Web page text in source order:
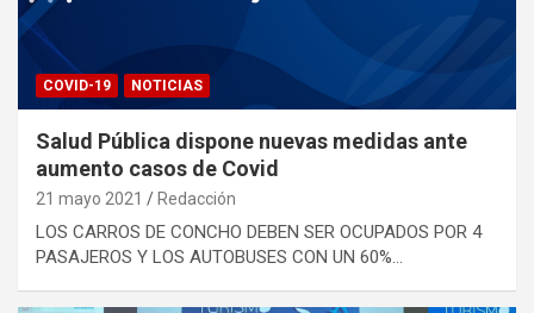
COVID-19 NOTICIAS
Salud Pública dispone nuevas medidas ante
aumento casos de Covid
21 mayo 2021 Redacción
LOS CARROS DE CONCHO DEBEN SER OCUPADOS POR 4
PASAJEROS Y LOS AUTOBUSES CON UN 60%…